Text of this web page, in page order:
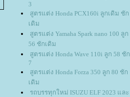
3
สูตรแต่ง Honda PCX160i ลูกเดิม ชัก
เดิม
สูตรแต่ง Yamaha Spark nano 100 ลูก
56 ชักเดิม
สูตรแต่ง Honda Wave 110i ลูก 58 ชัก
7
สูตรแต่ง Honda Forza 350 ลูก 80 ชัก
เดิม
รถบรรทุกใหม่ ISUZU ELF 2023 และ